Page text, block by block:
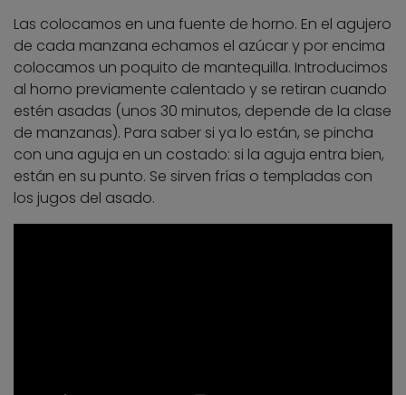
Las colocamos en una fuente de horno. En el agujero
de cada manzana echamos el azúcar y por encima
colocamos un poquito de mantequilla. Introducimos
al horno previamente calentado y se retiran cuando
estén asadas (unos 30 minutos, depende de la clase
de manzanas). Para saber si ya lo están, se pincha
con una aguja en un costado: si la aguja entra bien,
están en su punto. Se sirven frías o templadas con
los jugos del asado.